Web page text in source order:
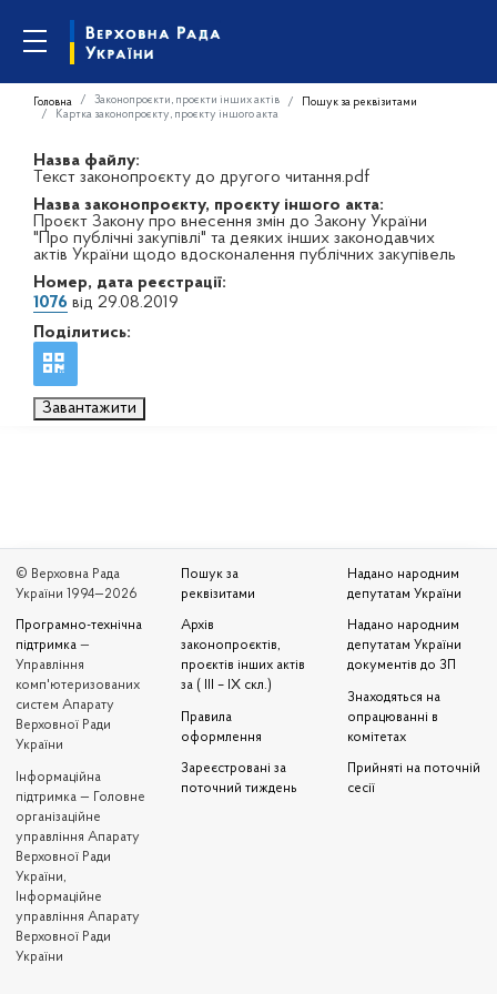
Головна Законопроєкти, проєкти інших актів
Пошук за реквізитами
Картка законопроєкту, проєкту іншого акта
Назва файлу:
Текст законопроєкту до другого читання.pdf
Назва законопроєкту, проєкту іншого акта:
Проєкт Закону про внесення змін до Закону України
"Про публічні закупівлі" та деяких інших законодавчих
актів України щодо вдосконалення публічних закупівель
Номер, дата реєстрації:
1076 від 29.08.2019
Поділитись:
Завантажити
© Верховна Рада
України 1994—2026
Програмно-технічна
підтримка —
Управління
комп'ютеризованих
систем Апарату
Верховної Ради
України
Iнформаційна
підтримка — Головне
організаційне
управління Апарату
Верховної Ради
України,
Інформаційне
управління Апарату
Верховної Ради
України
Пошук за
реквізитами
Архів
законопроєктів,
проєктів інших актів
за ( III – IX скл.)
Правила
оформлення
Зареєстровані за
поточний тиждень
Надано народним
депутатам України
Надано народним
депутатам України
документів до ЗП
Знаходяться на
опрацюванні в
комітетах
Прийняті на поточній
сесії